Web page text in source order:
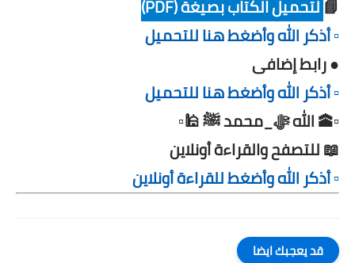
📘لتحميل الكتاب بصيغة (PDF)
▫️ أذكر الله وأضغط هنا للتحميل
● رابط إضافى
▫️ أذكر الله وأضغط هنا للتحميل
▫️🕋 الله ﷻ_محمد ﷺ 🕌▫️
📖 للتصفح والقراءة أونلاين
▫️ أذكر الله وأضغط للقراءة أونلاين
قد يعجبك ايضا